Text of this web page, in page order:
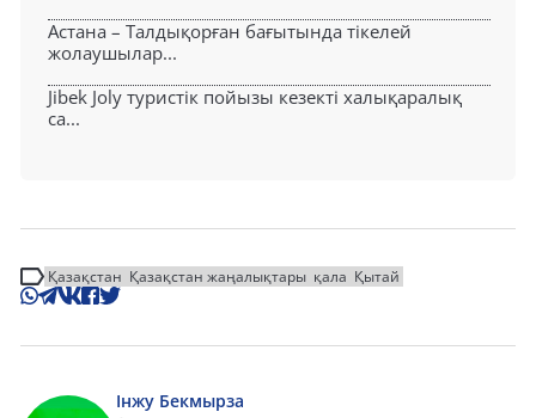
Астана – Талдықорған бағытында тікелей
жолаушылар...
Jibek Joly туристік пойызы кезекті халықаралық
са...
Қазақстан Қазақстан жаңалықтары қала Қытай
Інжу Бекмырза